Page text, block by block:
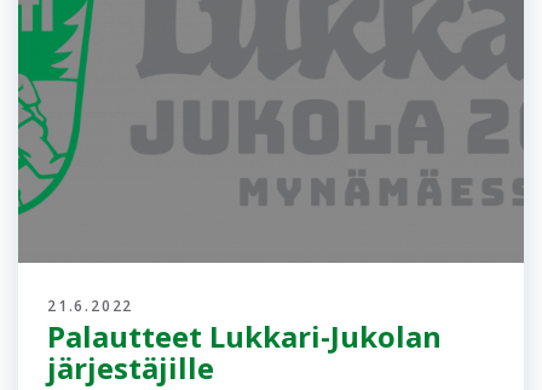
21.6.2022
Palautteet Lukkari-Jukolan
järjestäjille